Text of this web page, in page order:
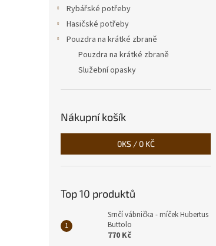
Rybářské potřeby
Hasičské potřeby
Pouzdra na krátké zbraně
Pouzdra na krátké zbraně
Služební opasky
Nákupní košík
0KS / 0 KČ
Top 10 produktů
Srnčí vábnička - míček Hubertus
Buttolo
770 Kč